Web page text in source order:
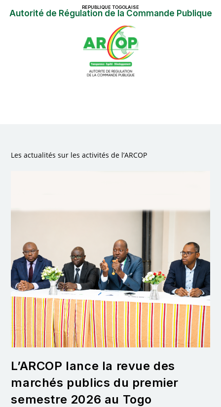
Autorité de Régulation de la Commande Publique
REPUBLIQUE TOGOLAISE
Les actualités sur les activités de l’ARCOP
L’ARCOP lance la revue des
marchés publics du premier
semestre 2026 au Togo